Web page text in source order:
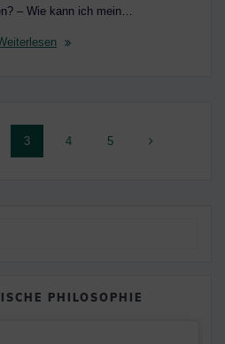
– Wie kann ich mein…
Seite
3 Seite
4 Seite
5
PHILOSOPHIE